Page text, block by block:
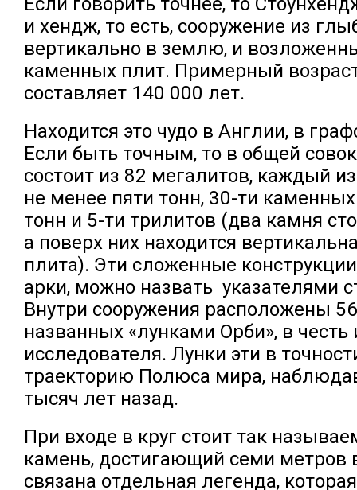
и хендж, то есть, сооружение из
вертикально в землю, и
каменных плит. Примерный
составляет 140 000 лет.
Находится это чудо в Англии, в
Если быть точным, то в общей
состоит из 82 мегалитов, каждый
не менее пяти тонн, 30-ти
тонн и 5-ти трилитов (два камня
а поверх них находится
плита). Эти сложенные
арки, можно назвать указателями
Внутри сооружения расположены
названных «лунками Орби», в честь
исследователя. Лунки эти в
траекторию Полюса мира,
тысяч лет назад.
При входе в круг стоит так
камень, достигающий семи метров
связана отдельная легенда,